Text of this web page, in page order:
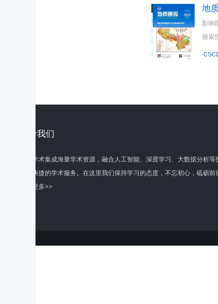
地
影响
搜索
关于我们
百度学术集成海量学术资源，融合人工智能、深度学习、大数据分析
全面快捷的学术服务。在这里我们保持学习的态度，不忘初心，砥砺前
了解更多>>